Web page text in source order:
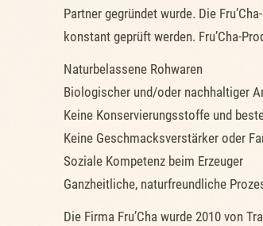
Partner gegründet wurde. Die
konstant geprüft werden. Fru’Cha-
Naturbelassene Rohwaren
Biologischer und/oder nachhaltiger
Keine Konservierungsstoffe und
Keine Geschmacksverstärker oder
Soziale Kompetenz beim Erzeuger
Ganzheitliche, naturfreundliche
Die Firma Fru’Cha wurde 2010 von